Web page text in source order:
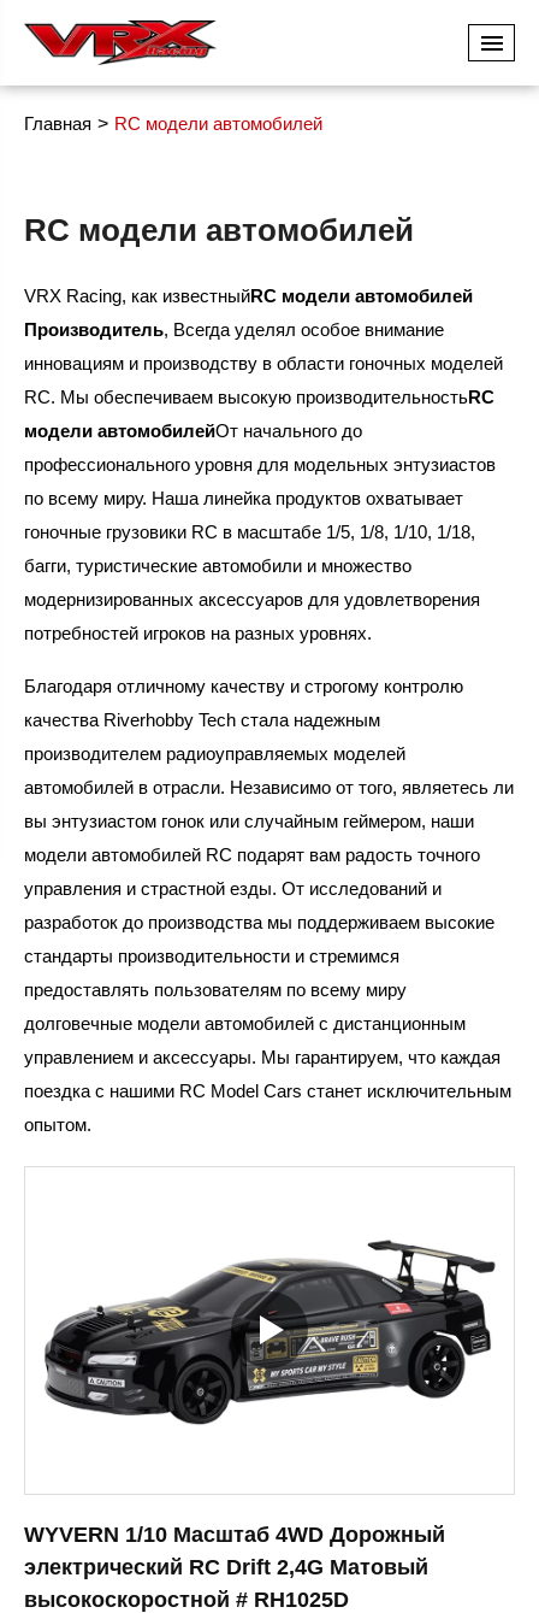
Главная RC модели автомобилей
RC модели автомобилей
VRX Racing, как известныйRC модели автомобилей
Производитель, Всегда уделял особое внимание
инновациям и производству в области гоночных моделей
RC. Мы обеспечиваем высокую производительностьRC
модели автомобилейОт начального до
профессионального уровня для модельных энтузиастов
по всему миру. Наша линейка продуктов охватывает
гоночные грузовики RC в масштабе 1/5, 1/8, 1/10, 1/18,
багги, туристические автомобили и множество
модернизированных аксессуаров для удовлетворения
потребностей игроков на разных уровнях.
Благодаря отличному качеству и строгому контролю
качества Riverhobby Tech стала надежным
производителем радиоуправляемых моделей
автомобилей в отрасли. Независимо от того, являетесь ли
вы энтузиастом гонок или случайным геймером, наши
модели автомобилей RC подарят вам радость точного
управления и страстной езды. От исследований и
разработок до производства мы поддерживаем высокие
стандарты производительности и стремимся
предоставлять пользователям по всему миру
долговечные модели автомобилей с дистанционным
управлением и аксессуары. Мы гарантируем, что каждая
поездка с нашими RC Model Cars станет исключительным
опытом.
WYVERN 1/10 Масштаб 4WD Дорожный
электрический RC Drift 2,4G Матовый
высокоскоростной # RH1025D